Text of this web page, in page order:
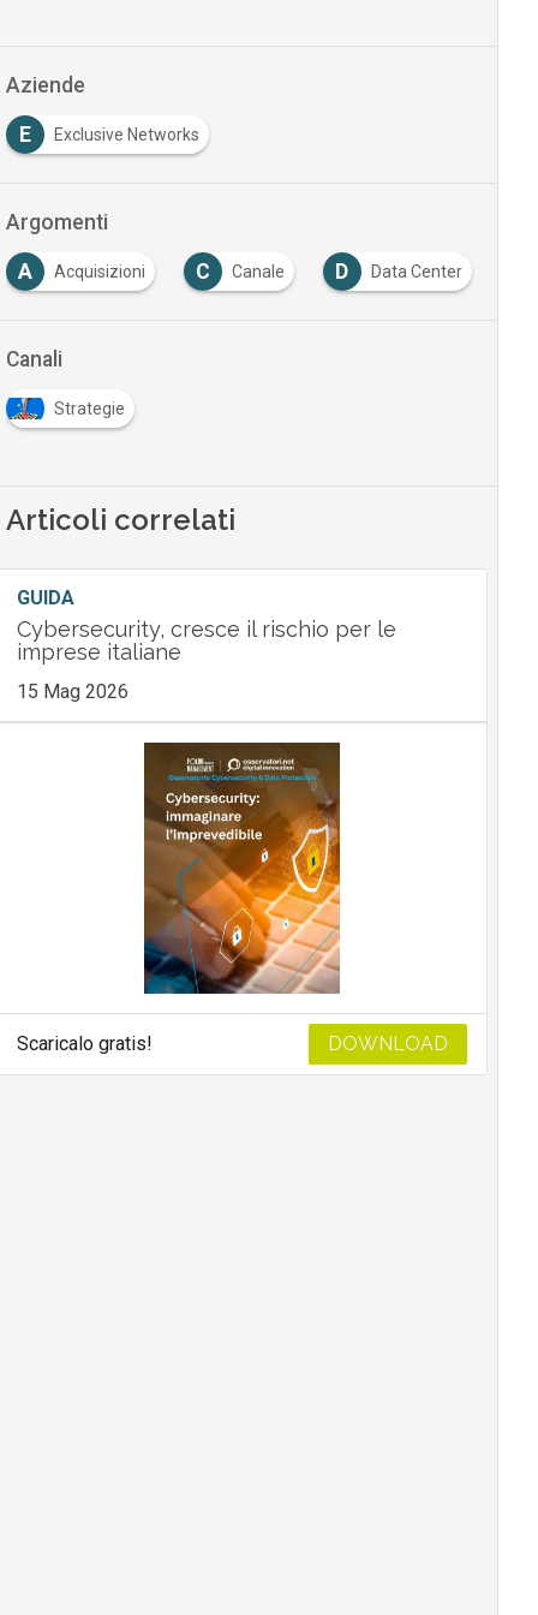
Aziende
E Exclusive Networks
Argomenti
A Acquisizioni C Canale D Data Center
Canali
Strategie
Articoli correlati
GUIDA
Cybersecurity, cresce il rischio per le
imprese italiane
15 Mag 2026
Scaricalo gratis! DOWNLOAD